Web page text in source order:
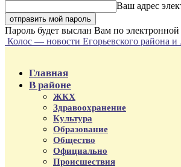
Ваш адрес
Пароль будет выслан Вам по электронной
Колос — новости Егорьевского района и
Главная
В районе
ЖКХ
Здравоохранение
Культура
Образование
Общество
Официально
Происшествия